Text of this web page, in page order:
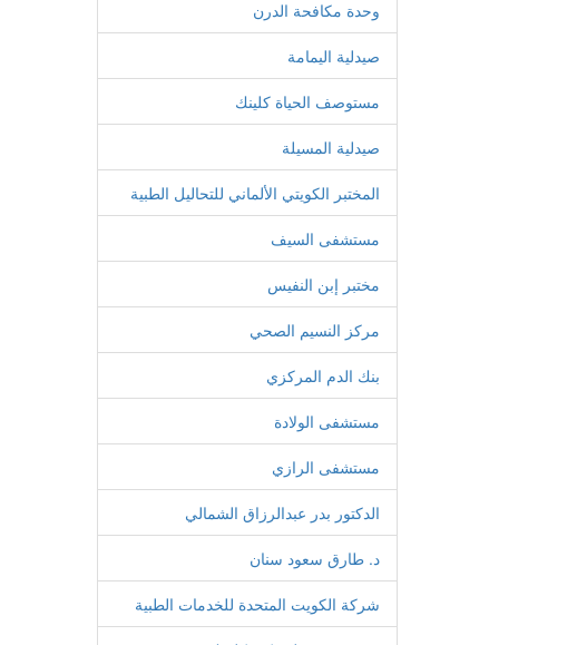
وحدة مكافحة الدرن
صيدلية اليمامة
مستوصف الحياة كلينك
صيدلية المسيلة
المختبر الكويتي الألماني للتحاليل الطبية
مستشفى السيف
مختبر إبن النفيس
مركز النسيم الصحي
بنك الدم المركزي
مستشفى الولادة
مستشفى الرازي
الدكتور بدر عبدالرزاق الشمالي
د. طارق سعود سنان
شركة الكويت المتحدة للخدمات الطبية